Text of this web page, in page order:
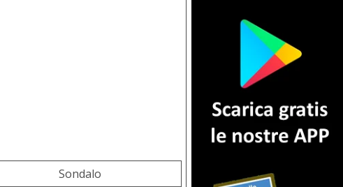
Sondalo